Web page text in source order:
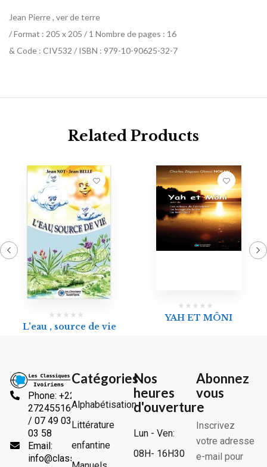
Jean Pierre , ver de terre
/ Format : 205 x 205 / 1 Nombre de pages : 16
& Code : CIV532 / ISBN : 979-10-90625-32-7
Related Products
L’eau , source de vie
YAH ET MÔNI
Phone: +225
2724551666
/ 07 49 03
03 58
Email:
info@classiquesivoiriens.com
Catégories
Alphabétisation
Littérature
enfantine
Nos
heures
d'ouverture
Lun - Ven:
08H- 16H30
Abonnez
vous
Inscrivez
votre adresse
e-mail pour